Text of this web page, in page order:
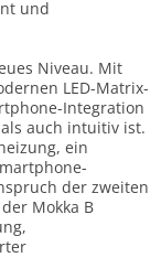
und
Niveau. Mit
LED-Matrix-
Integration
auch intuitiv ist.
ein
der zweiten
Mokka B